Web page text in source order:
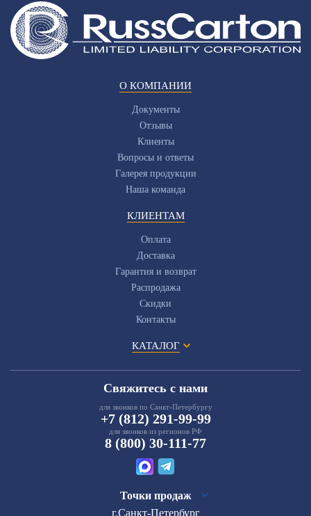
О КОМПАНИИ
Документы
Отзывы
Клиенты
Вопросы и ответы
Галерея продукции
Наша команда
КЛИЕНТАМ
Оплата
Доставка
Гарантия и возврат
Распродажа
Скидки
Контакты
КАТАЛОГ
Свяжитесь с нами
для звонков по Санкт-Петербургу
+7 (812) 291-99-99
для звонков из регионов РФ
8 (800) 30-111-77
Точки продаж
г.Санкт-Петербург